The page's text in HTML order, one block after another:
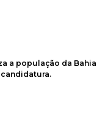
a população da Bahia